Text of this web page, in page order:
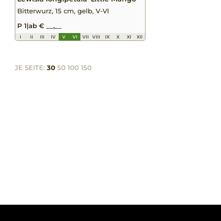
Bitterwurz, 15 cm, gelb, V-VI
P 1|ab € __,__
I II III IV V VI VII VIII IX X XI XII
JE SEITE: 30 50 100 150